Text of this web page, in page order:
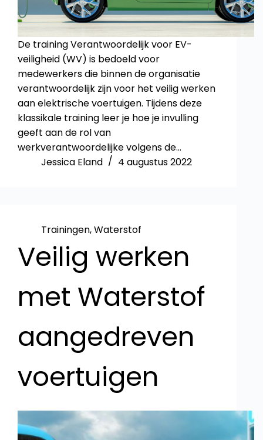
De training Verantwoordelijk voor EV-
veiligheid (WV) is bedoeld voor
medewerkers die binnen de organisatie
verantwoordelijk zijn voor het veilig werken
aan elektrische voertuigen. Tijdens deze
klassikale training leer je hoe je invulling
geeft aan de rol van
werkverantwoordelijke volgens de…
Jessica Eland
4 augustus 2022
Trainingen,Waterstof
Veilig werken
met Waterstof
aangedreven
voertuigen